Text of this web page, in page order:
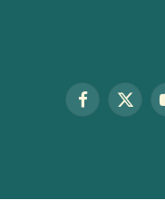
Facebook
X